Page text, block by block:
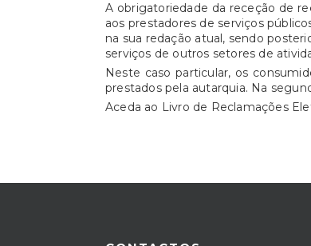
A obrigatoriedade da receção de
aos prestadores de serviços
na sua redação atual, sendo
serviços de outros setores de
Neste caso particular, os
prestados pela autarquia. Na
Aceda ao Livro de Reclamações